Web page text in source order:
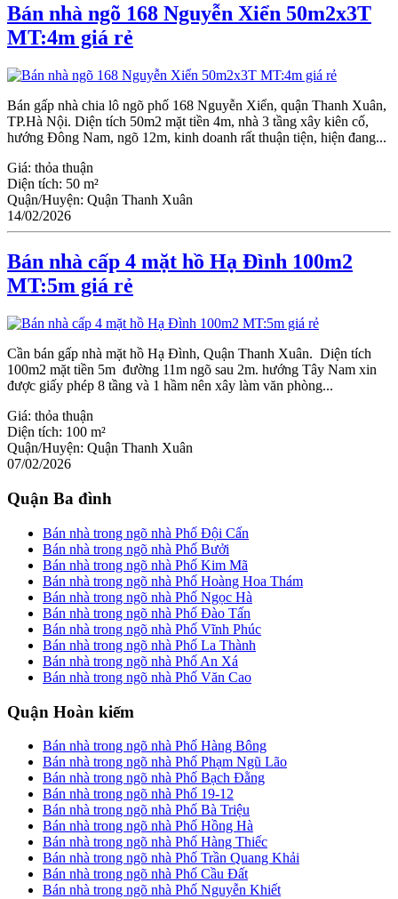
Bán nhà ngõ 168 Nguyễn Xiển 50m2x3T
MT:4m giá rẻ
Bán gấp nhà chia lô ngõ phố 168 Nguyễn Xiển, quận Thanh Xuân,
TP.Hà Nội. Diện tích 50m2 mặt tiền 4m, nhà 3 tầng xây kiên cố,
hướng Đông Nam, ngõ 12m, kinh doanh rất thuận tiện, hiện đang...
Giá: thỏa thuận
Diện tích: 50 m²
Quận/Huyện: Quận Thanh Xuân
14/02/2026
Bán nhà cấp 4 mặt hồ Hạ Đình 100m2
MT:5m giá rẻ
Cần bán gấp nhà mặt hồ Hạ Đình, Quận Thanh Xuân. Diện tích
100m2 mặt tiền 5m đường 11m ngõ sau 2m. hướng Tây Nam xin
được giấy phép 8 tầng và 1 hầm nên xây làm văn phòng...
Giá: thỏa thuận
Diện tích: 100 m²
Quận/Huyện: Quận Thanh Xuân
07/02/2026
Quận Ba đình
Bán nhà trong ngõ nhà Phố Đội Cấn
Bán nhà trong ngõ nhà Phố Bưởi
Bán nhà trong ngõ nhà Phố Kim Mã
Bán nhà trong ngõ nhà Phố Hoàng Hoa Thám
Bán nhà trong ngõ nhà Phố Ngọc Hà
Bán nhà trong ngõ nhà Phố Đào Tấn
Bán nhà trong ngõ nhà Phố Vĩnh Phúc
Bán nhà trong ngõ nhà Phố La Thành
Bán nhà trong ngõ nhà Phố An Xá
Bán nhà trong ngõ nhà Phố Văn Cao
Quận Hoàn kiếm
Bán nhà trong ngõ nhà Phố Hàng Bông
Bán nhà trong ngõ nhà Phố Phạm Ngũ Lão
Bán nhà trong ngõ nhà Phố Bạch Đằng
Bán nhà trong ngõ nhà Phố 19-12
Bán nhà trong ngõ nhà Phố Bà Triệu
Bán nhà trong ngõ nhà Phố Hồng Hà
Bán nhà trong ngõ nhà Phố Hàng Thiếc
Bán nhà trong ngõ nhà Phố Trần Quang Khải
Bán nhà trong ngõ nhà Phố Cầu Đất
Bán nhà trong ngõ nhà Phố Nguyễn Khiết